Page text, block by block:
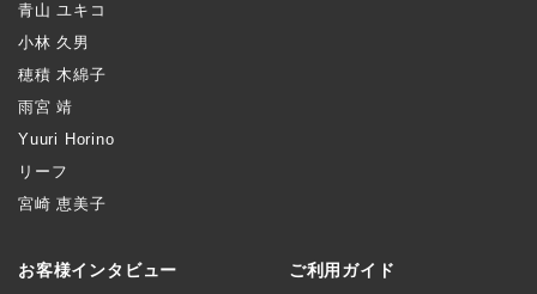
青山 ユキコ
小林 久男
穂積 木綿子
雨宮 靖
Yuuri Horino
リーフ
宮崎 恵美子
お客様インタビュー ご利用ガイド